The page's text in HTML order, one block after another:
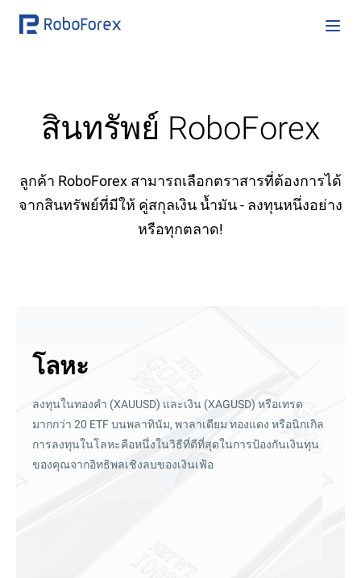
สินทรัพย์ RoboForex
ลูกค้า RoboForex สามารถเลือกตราสารที่ต้องการได้
จากสินทรัพย์ที่มีให้ คู่สกุลเงิน น้ำมัน - ลงทุนหนึ่งอย่าง
หรือทุกตลาด!
โลหะ
ลงทุนในทองคำ (XAUUSD) และเงิน (XAGUSD) หรือเทรด
มากกว่า 20 ETF บนพลาทินัม, พาลาเดียม ทองแดง หรือนิกเกิล
การลงทุนในโลหะคือหนึ่งในวิธีที่ดีที่สุดในการป้องกันเงินทุน
ของคุณจากอิทธิพลเชิงลบของเงินเฟ้อ